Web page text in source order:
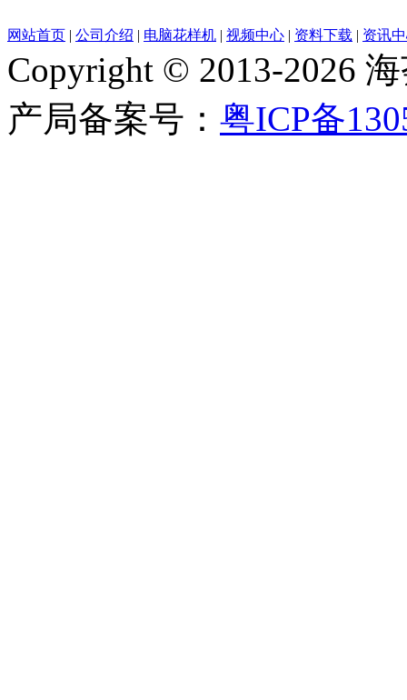
网站首页 | 公司介绍 | 电脑花样机 | 视频中心 | 资料下载 | 资讯
Copyright © 2013-2026
产局备案号： 粤ICP备